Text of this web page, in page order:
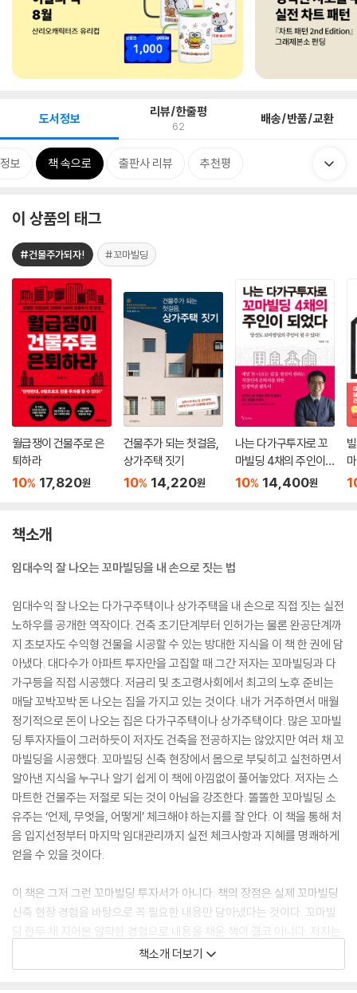
도서정보 리뷰/한줄평
62 배송/반품/교환
보 책 속으로 출판사 리뷰 추천평
이 상품의 태그
#건물주가되자! #꼬마빌딩
월급쟁이 건물주로 은
퇴하라
10% 17,820원
건물주가 되는 첫걸음,
상가주택 짓기
10% 14,220원
나는 다가구투자로 꼬
마빌딩 4채의 주인이
되었다
10% 14,400원
드
책소개
임대수익 잘 나오는 꼬마빌딩을 내 손으로 짓는 법
임대수익 잘 나오는 다가구주택이나 상가주택을 내 손으로 직접 짓는 실전
노하우를 공개한 역작이다. 건축 초기단계부터 인허가는 물론 완공단계까
지 초보자도 수익형 건물을 시공할 수 있는 방대한 지식을 이 책 한 권에 담
아냈다. 대다수가 아파트 투자만을 고집할 때 그간 저자는 꼬마빌딩과 다
가구등을 직접 시공했다. 저금리 및 초고령사회에서 최고의 노후 준비는
매달 꼬박꼬박 돈 나오는 집을 가지고 있는 것이다. 내가 거주하면서 매월
정기적으로 돈이 나오는 집은 다가구주택이나 상가주택이다. 많은 꼬마빌
딩 투자자들이 그러하듯이 저자도 건축을 전공하지는 않았지만 여러 채 꼬
마빌딩을 시공했다. 꼬마빌딩 신축 현장에서 몸으로 부딪히고 실천하면서
알아낸 지식을 누구나 알기 쉽게 이 책에 아낌없이 풀어놓았다. 저자는 스
마트한 건물주는 저절로 되는 것이 아님을 강조한다. 똘똘한 꼬마빌딩 소
유주는 ‘언제, 무엇을, 어떻게’ 체크해야 하는지를 잘 안다. 이 책을 통해 처
음 입지선정부터 마지막 임대관리까지 실전 체크사항과 지혜를 명쾌하게
얻을 수 있을 것이다.
이 책은 그저 그런 꼬마빌딩 투자서가 아니다. 책의 장점은 실제 꼬마빌딩
신축 현장 경험을 바탕으로 꼭 필요한 내용만 담아냈다는 것이다. 꼬마빌
딩 한두 채 지어본 얄팍한 경험으로 내용을 채운 책이 결코 아니다. 저자는
자신의 건축시공 경험과 꼬마빌딩 재테크 노하우를 이 책 한 권에 고스란
히 담아놓아 예비 건축주들의 지침서가 되기에 충분하다. 상가주택이나 다
책소개 더보기